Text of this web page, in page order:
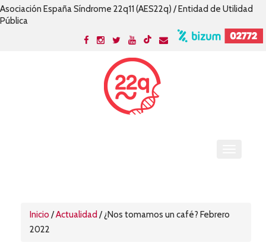
Asociación España Síndrome 22q11 (AES22q) / Entidad de Utilidad
Pública
Inicio /Actualidad /¿Nos tomamos un café? Febrero
2022